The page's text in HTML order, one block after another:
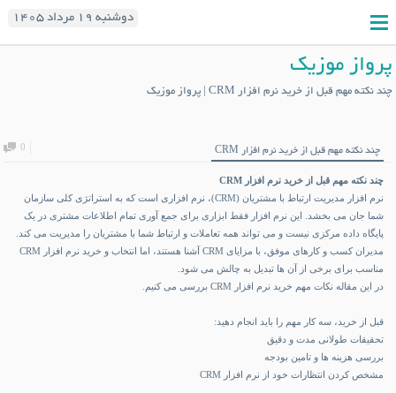
دوشنبه ۱۹ مرداد ۱۴۰۵
پرواز موزیک
چند نکته مهم قبل از خرید نرم افزار CRM | پرواز موزیک
چند نکته مهم قبل از خرید نرم افزار CRM 0
چند نکته مهم قبل از خرید نرم افزارCRM
نرم افزار مدیریت ارتباط با مشتریان (CRM)، نرم افزاری است که به استراتژی کلی سازمان
شما جان می بخشد. این نرم افزار فقط ابزاری برای جمع آوری تمام اطلاعات مشتری در یک
پایگاه داده مرکزی نیست و می تواند همه تعاملات و ارتباط شما با مشتریان را مدیریت می کند.
مدیران کسب و کارهای موفق، با مزایای CRM آشنا هستند، اما انتخاب و
خرید نرم افزار CRM
مناسب برای برخی از آن ها تبدیل به چالش می شود.
در این مقاله نکات مهم خرید نرم افزار CRM بررسی می کنیم.
قبل از خرید، سه کار مهم را باید انجام دهید:
تحقیقات طولانی مدت و دقیق
بررسی هزینه ها و تامین بودجه
مشخص کردن انتظارات خود از نرم افزار CRM